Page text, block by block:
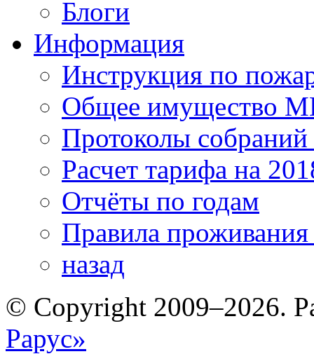
Блоги
Информация
Инструкция по
Общее имущество
Протоколы
Расчет тарифа на
Отчёты по годам
Правила
назад
© Copyright 2009–2026.
Рарус»